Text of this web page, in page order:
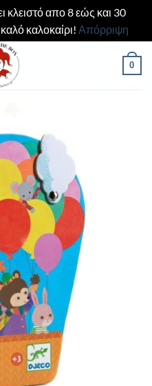
κλειστό απο 8 εώς και 30
καλοκαίρι! Απόρριψη
0